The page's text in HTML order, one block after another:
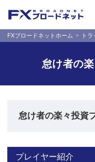
FXブロードネットホーム ト
怠け者の
怠け者の楽々投資
プレイヤー紹介